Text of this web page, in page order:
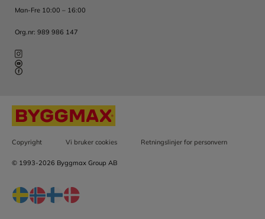
Man-Fre 10:00 – 16:00
Org.nr: 989 986 147
Copyright Vi bruker cookies Retningslinjer for personvern
© 1993-2026 Byggmax Group AB